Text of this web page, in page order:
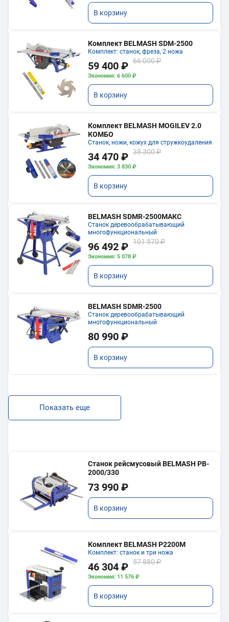
В корзину
Комплект BELMASH SDM-2500
Комплект: станок, фреза, 2 ножа
59 400 ₽ 66 000 ₽
Экономия: 6 600 ₽
В корзину
Комплект BELMASH MOGILEV 2.0
КОМБО
Станок, ножи, кожух для стружкоудаления
34 470 ₽ 38 300 ₽
Экономия: 3 830 ₽
В корзину
BELMASH SDMR-2500МАКС
Станок деревообрабатывающий
многофункциональный
96 492 ₽ 101 570 ₽
Экономия: 5 078 ₽
В корзину
BELMASH SDMR-2500
Станок деревообрабатывающий
многофункциональный
80 990 ₽
В корзину
Показать еще
Станок рейсмусовый BELMASH PB-
2000/330
73 990 ₽
В корзину
Комплект BELMASH P2200M
Комплект: станок и три ножа
46 304 ₽ 57 880 ₽
Экономия: 11 576 ₽
В корзину